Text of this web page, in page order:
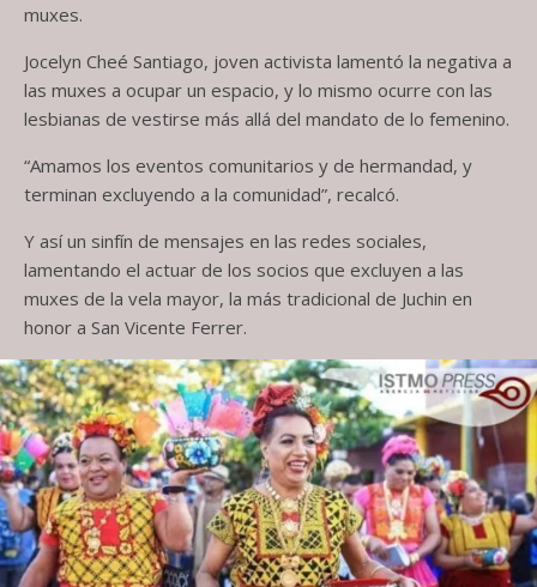
muxes.
Jocelyn Cheé Santiago, joven activista lamentó la negativa a
las muxes a ocupar un espacio, y lo mismo ocurre con las
lesbianas de vestirse más allá del mandato de lo femenino.
“Amamos los eventos comunitarios y de hermandad, y
terminan excluyendo a la comunidad”, recalcó.
Y así un sinfín de mensajes en las redes sociales,
lamentando el actuar de los socios que excluyen a las
muxes de la vela mayor, la más tradicional de Juchin en
honor a San Vicente Ferrer.